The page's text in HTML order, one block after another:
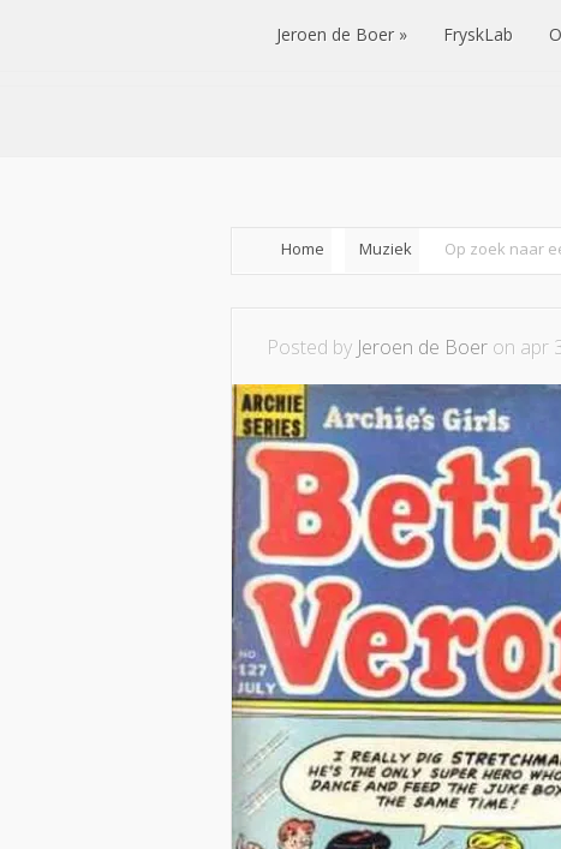
Jeroen de Boer FryskLab
Home Muziek Op zoek naar
Posted by Jeroen de Boer on apr